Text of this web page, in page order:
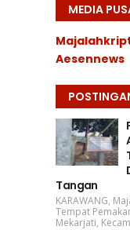
MEDIA
Aesennews
Tangan
KARAWANG,
Tempat
Mekarjati,